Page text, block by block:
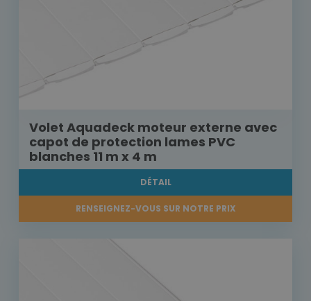
Volet Aquadeck moteur externe avec
capot de protection lames PVC
blanches 11 m x 4 m
DÉTAIL
RENSEIGNEZ-VOUS SUR NOTRE PRIX